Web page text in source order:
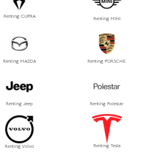
Renting CUPRA Renting MINI
Renting MAZDA Renting PORSCHE
Renting Jeep Renting Polestar
Renting Volvo Renting Tesla